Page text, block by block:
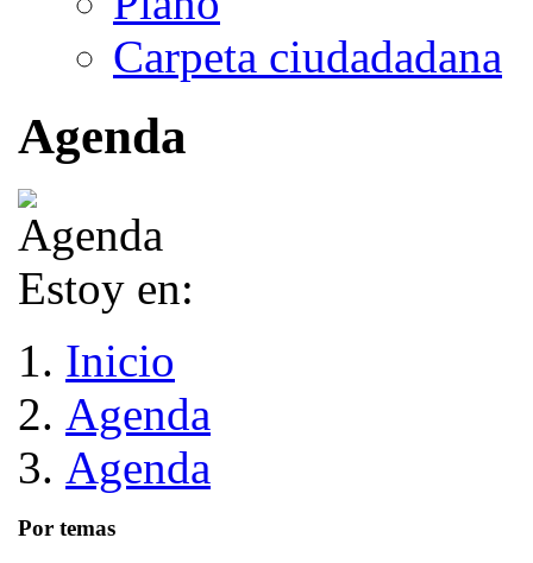
Carpeta ciudadadana
Agenda
Estoy en:
Inicio
Agenda
Agenda
Por temas